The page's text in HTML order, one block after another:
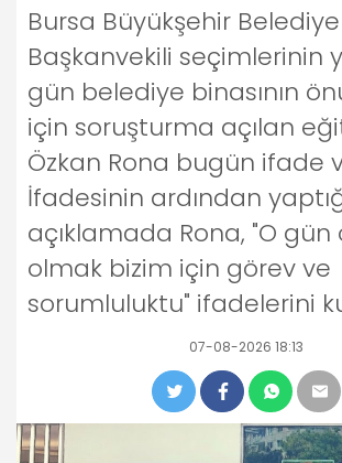
Bursa Büyükşehir Belediye
Başkanvekili seçimlerinin
gün belediye binasının
için soruşturma açılan
Özkan Rona bugün ifade
İfadesinin ardından
açıklamada Rona, "O
olmak bizim için görev ve
sorumluluktu" ifadelerini
07-08-2026 18:13